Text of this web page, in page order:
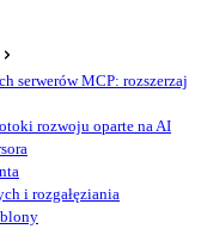
serwerów MCP: rozszerzaj
rozwoju oparte na AI
i rozgałęziania